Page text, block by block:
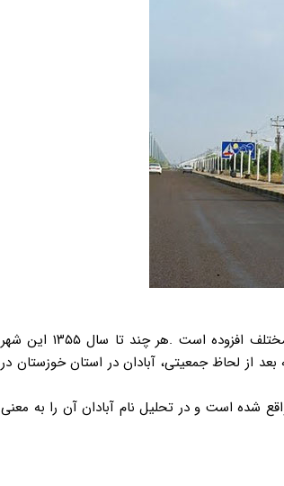
از سوی دیگر هم مرز بودن با کشور عراق نیز به اهمیت این شهر به دلایل مختلف افزوده است .هر چند تا سال ۱۳۵۵ این شهر
از لحاظ جمعیتی، آبادان در استان خوزستان در
شده است و در تحلیل نام آبادان آن را به معنی